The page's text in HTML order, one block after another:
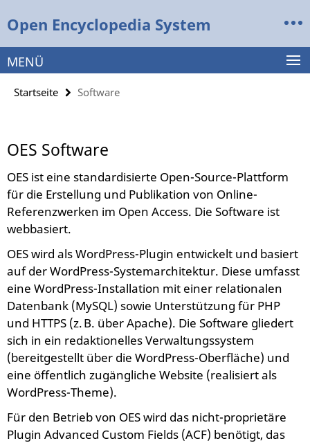
direkt
Inhalt
Open Encyclopedia System
Service-
Navigation
MENÜ
Startseite Software
OES Software
OES ist eine standardisierte Open-Source-Plattform
für die Erstellung und Publikation von Online-
Referenzwerken im Open Access. Die Software ist
webbasiert.
OES wird als WordPress-Plugin entwickelt und basiert
auf der WordPress-Systemarchitektur. Diese umfasst
eine WordPress-Installation mit einer relationalen
Datenbank (MySQL) sowie Unterstützung für PHP
und HTTPS (z. B. über Apache). Die Software gliedert
sich in ein redaktionelles Verwaltungssystem
(bereitgestellt über die WordPress-Oberfläche) und
eine öffentlich zugängliche Website (realisiert als
WordPress-Theme).
Für den Betrieb von OES wird das nicht-proprietäre
Plugin Advanced Custom Fields (ACF) benötigt, das